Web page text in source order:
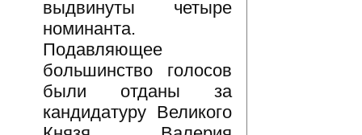
выдвинуты четыре
номинанта.
Подавляющее
большинство голосов
были отданы за
кандидатуру Великого